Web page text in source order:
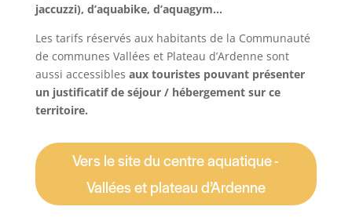
jaccuzzi), d’aquabike, d’aquagym…
Les tarifs réservés aux habitants de la Communauté
de communes Vallées et Plateau d’Ardenne sont
aussi accessibles aux touristes pouvant présenter
un justificatif de séjour / hébergement sur ce
territoire.
Vers le site du centre aquatique -
Vallées et plateau d’Ardenne